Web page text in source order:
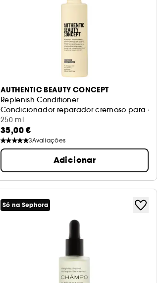
AUTHENTIC BEAUTY CONCEPT
Replenish Conditioner
Condicionador reparador cremoso para
250 ml
35,00 €
3Avaliações
Adicionar
Só na Sephora